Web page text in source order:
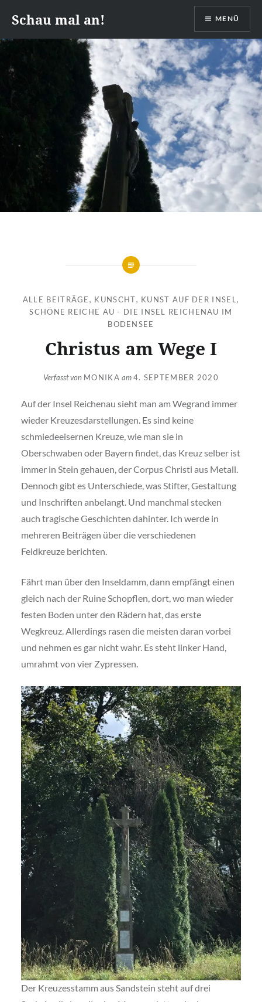
Inhalt
springen
Schau mal an! MENÜ
ALLE BEITRÄGE, KUNSCHT, KUNST AUF DER INSEL ,
SCHÖNE REICHE AU - DIE INSEL REICHENAU IM
BODENSEE
Christus am Wege I
Verfasst von MONIKA am4. SEPTEMBER 2020
Auf der Insel Reichenau sieht man am Wegrand immer
wieder Kreuzesdarstellungen. Es sind keine
schmiedeeisernen Kreuze, wie man sie in
Oberschwaben oder Bayern findet, das Kreuz selber ist
immer in Stein gehauen, der Corpus Christi aus Metall.
Dennoch gibt es Unterschiede, was Stifter, Gestaltung
und Inschriften anbelangt. Und manchmal stecken
auch tragische Geschichten dahinter. Ich werde in
mehreren Beiträgen über die verschiedenen
Feldkreuze berichten.
Fährt man über den Inseldamm, dann empfängt einen
gleich nach der Ruine Schopflen, dort, wo man wieder
festen Boden unter den Rädern hat, das erste
Wegkreuz. Allerdings rasen die meisten daran vorbei
und nehmen es gar nicht wahr. Es steht linker Hand,
umrahmt von vier Zypressen.
Der Kreuzesstamm aus Sandstein steht auf drei